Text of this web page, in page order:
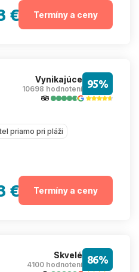
€ Termíny a ceny
Vynikajúce
10698 hodnotení 95%
priamo pri pláži
€ Termíny a ceny
Skvelé
4100 hodnotení 86%